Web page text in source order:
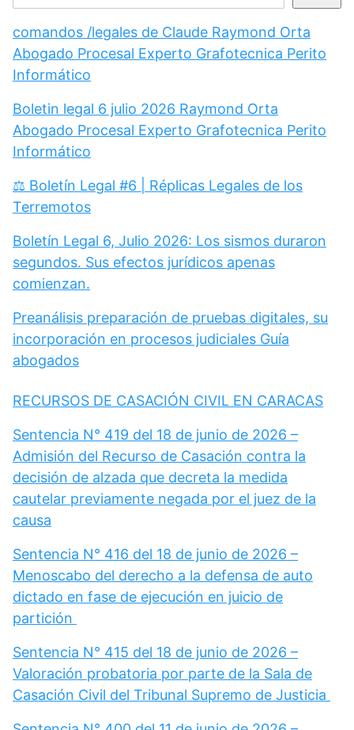
comandos /legales de Claude Raymond Orta
Abogado Procesal Experto Grafotecnica Perito
Informático
Boletin legal 6 julio 2026 Raymond Orta
Abogado Procesal Experto Grafotecnica Perito
Informático
⚖️ Boletín Legal #6 | Réplicas Legales de los
Terremotos
Boletín Legal 6, Julio 2026: Los sismos duraron
segundos. Sus efectos jurídicos apenas
comienzan.
Preanálisis preparación de pruebas digitales, su
incorporación en procesos judiciales Guía
abogados
RECURSOS DE CASACIÓN CIVIL EN CARACAS
Sentencia N° 419 del 18 de junio de 2026 –
Admisión del Recurso de Casación contra la
decisión de alzada que decreta la medida
cautelar previamente negada por el juez de la
causa
Sentencia N° 416 del 18 de junio de 2026 –
Menoscabo del derecho a la defensa de auto
dictado en fase de ejecución en juicio de
partición
Sentencia N° 415 del 18 de junio de 2026 –
Valoración probatoria por parte de la Sala de
Casación Civil del Tribunal Supremo de Justicia